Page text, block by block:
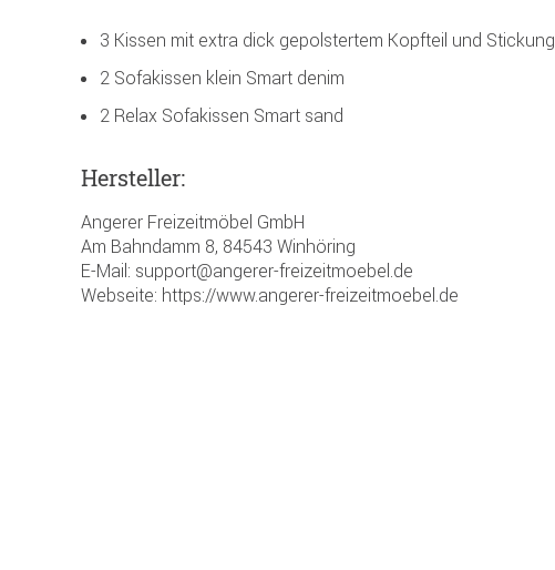
3 Kissen mit extra dick gepolstertem Kopfteil und Stickung
2 Sofakissen klein Smart denim
2 Relax Sofakissen Smart sand
Hersteller:
Angerer Freizeitmöbel GmbH
Am Bahndamm 8, 84543 Winhöring
E-Mail: support@angerer-freizeitmoebel.de
Webseite: https://www.angerer-freizeitmoebel.de